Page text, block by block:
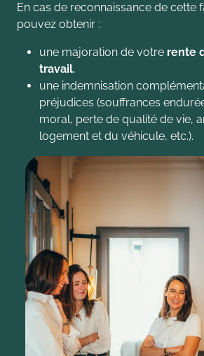
En cas de reconnaissance de cette
pouvez obtenir :
une majoration de votre rente
travail,
une indemnisation
préjudices (souffrances
moral, perte de qualité de vie,
logement et du véhicule, etc.).